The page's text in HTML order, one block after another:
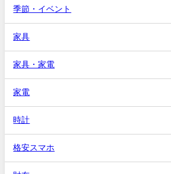
季節・イベント
家具
家具・家電
家電
時計
格安スマホ